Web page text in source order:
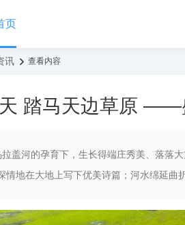
页
讯 查看内容
踏马天边草原 ——
盖河的孕育下，生长得端庄秀美、落落
情地在大地上写下优美诗篇；河水绵延